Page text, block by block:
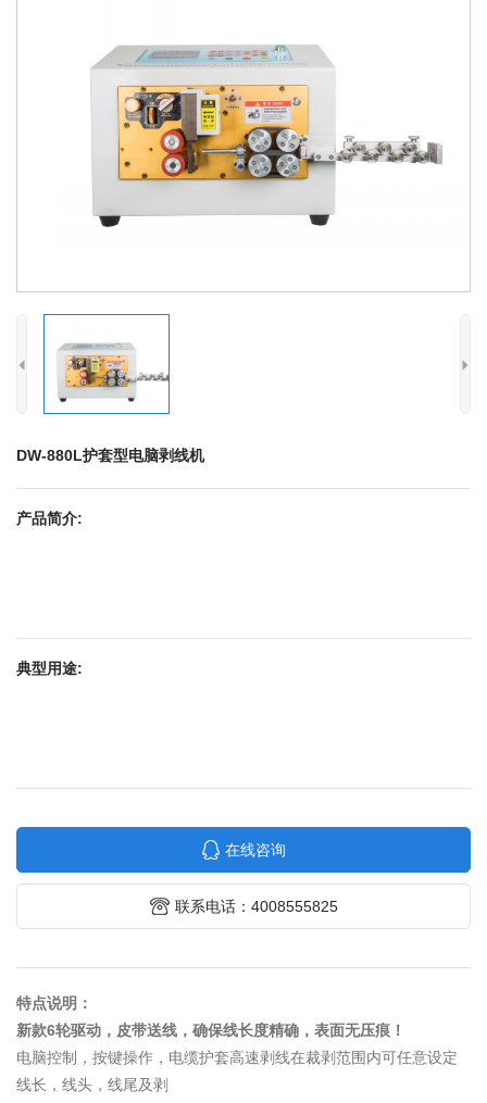
DW-880L护套型电脑剥线机
产品简介:
典型用途:
在线咨询
联系电话：4008555825
特点说明：
新款6轮驱动，皮带送线，确保线长度精确，表面无压痕！
电脑控制，按键操作，电缆护套高速剥线在裁剥范围内可任意设定
线长，线头，线尾及剥